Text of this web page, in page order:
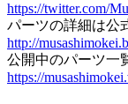
https://twitter.com/
パーツの詳細は公
http://
公開中のパーツ一
https://